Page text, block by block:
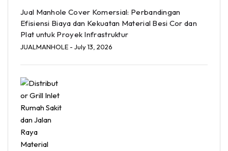
Jual Manhole Cover Komersial: Perbandingan
Efisiensi Biaya dan Kekuatan Material Besi Cor dan
Plat untuk Proyek Infrastruktur
JUALMANHOLE - July 13, 2026